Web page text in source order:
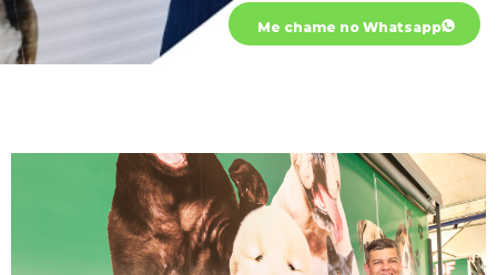
Me chame no Whatsapp